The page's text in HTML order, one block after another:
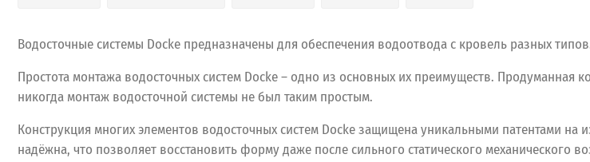
Водосточные системы Docke предназначены для обеспечения водоотвода с кровель разных
Простота монтажа водосточных систем Docke – одно из основных их преимуществ.
никогда монтаж водосточной системы не был таким простым.
Конструкция многих элементов водосточных систем Docke защищена уникальными патентами на
надёжна, что позволяет восстановить форму даже после сильного статического механического